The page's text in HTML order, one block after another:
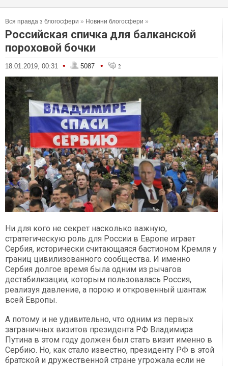
Вся правда з блогосфери » Новини блогосфери »
Российская спичка для балканской
пороховой бочки
18.01.2019, 00:31 • 5087 • 2
Ни для кого не секрет насколько важную,
стратегическую роль для России в Европе играет
Сербия, исторически считающаяся бастионом Кремля у
границ цивилизованного сообщества. И именно
Сербия долгое время была одним из рычагов
дестабилизации, которым пользовалась Россия,
реализуя давление, а порою и откровенный шантаж
всей Европы.
А потому и не удивительно, что одним из первых
заграничных визитов президента РФ Владимира
Путина в этом году должен был стать визит именно в
Сербию. Но, как стало известно, президенту РФ в этой
братской и дружественной стране угрожала если не